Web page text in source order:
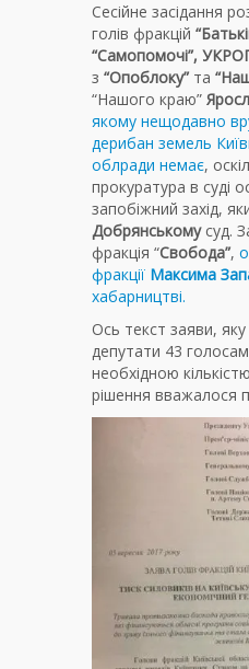
Сесійне засідання
голів фракцій
“Самопомочі”,
з “Опоблоку” та
“Нашого краю”
якому нещодавно
дерибан земель
облради немає,
прокуратура в суді
запобіжний захід,
Добрянськомусуд.
фракція “Свобода”,
фракції Максима
хабарництві.
Ось текст заяви,
депутати 43
необхідною
рішення вважалося